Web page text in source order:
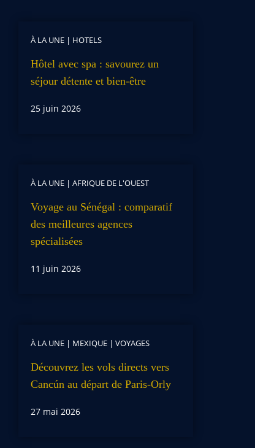
À LA UNE| HOTELS
Hôtel avec spa : savourez un
séjour détente et bien-être
25 juin 2026
À LA UNE| AFRIQUE DE L'OUEST
Voyage au Sénégal : comparatif
des meilleures agences
spécialisées
11 juin 2026
À LA UNE| MEXIQUE| VOYAGES
Découvrez les vols directs vers
Cancún au départ de Paris-Orly
27 mai 2026